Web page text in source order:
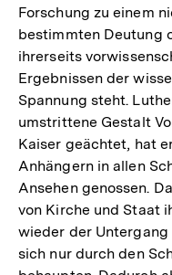
Forschung zu einem
bestimmten Deutung
ihrerseits
Ergebnissen der
Spannung steht.
umstrittene Gestalt
Kaiser geächtet, hat
Anhängern in allen
Ansehen genossen.
von Kirche und Staat
wieder der
sich nur durch den